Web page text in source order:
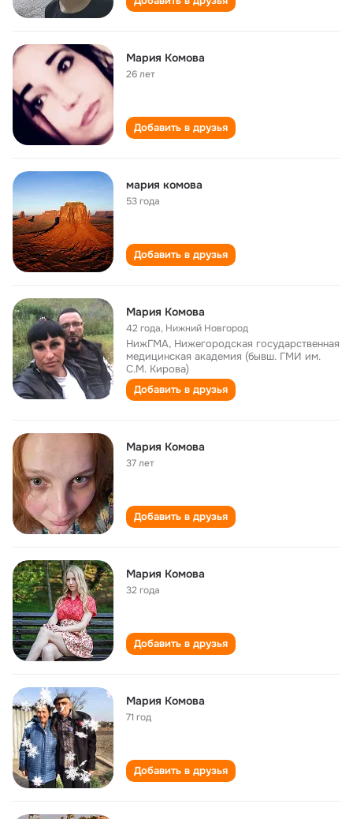
Мария Комова
26 лет
Добавить в друзья
мария комова
53 года
Добавить в друзья
Mария Комова
42 года, Нижний Новгород
НижГМА, Нижегородская государственная
медицинская академия (бывш. ГМИ им.
С.М. Кирова)
Добавить в друзья
Мария Комова
37 лет
Добавить в друзья
Мария Комова
32 года
Добавить в друзья
Мария Комова
71 год
Добавить в друзья